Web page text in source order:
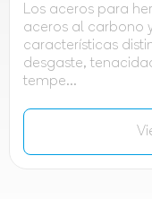
Los aceros para
aceros al carbono
características
desgaste,
tempe...